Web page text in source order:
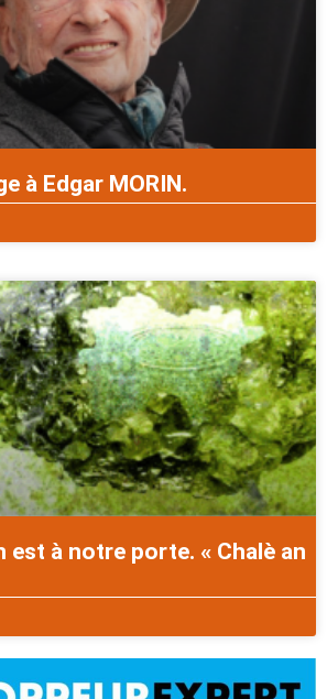
à Edgar MORIN.
est à notre porte. « Chalè an